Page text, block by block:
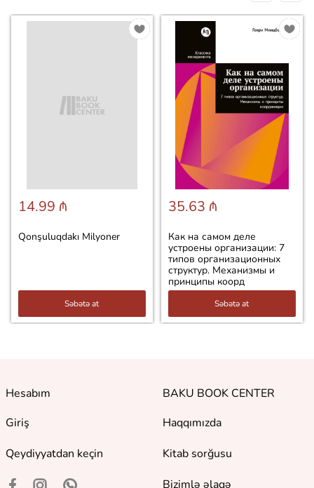
14.99 ₼
Qonşuluqdakı Milyoner
Səbətə at
35.63 ₼
Как на самом деле
устроены организации: 7
типов организационных
структур. Механизмы и
принципы коорд
Səbətə at
Hesabım
Giriş
Qeydiyyatdan keçin
BAKU BOOK CENTER
Haqqımızda
Kitab sorğusu
Bizimlə əlaqə